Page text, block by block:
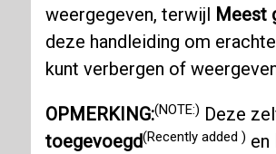
weergegeven, terwijl Meest
deze handleiding om
kunt verbergen of
OPMERKING:(NOTE:) Deze
toegevoegd(Recently added ) en